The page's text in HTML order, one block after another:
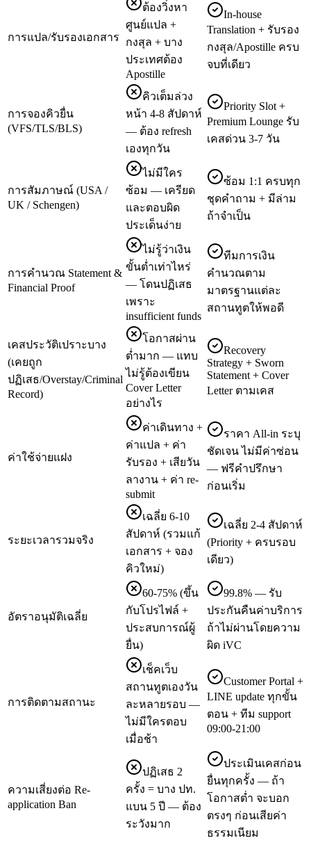
การแปล/รับรองเอกสาร
ต้องวิ่งหา
ศูนย์แปล +
กงสุล + บาง
ประเทศต้อง
Apostille
In-house
Translation + รับรอง
กงสุล/Apostille ครบ
จบที่เดียว
การจองคิวยื่น
(VFS/TLS/BLS)
คิวเต็มล่วง
หน้า 4-8 สัปดาห์
— ต้อง refresh
เองทุกวัน
Priority Slot +
Premium Lounge รับ
เคสด่วน 3-7 วัน
การสัมภาษณ์ (USA /
UK / Schengen)
ไม่มีใคร
ซ้อม — เครียด
และตอบผิด
ประเด็นง่าย
ซ้อม 1:1 ครบทุก
ชุดคำถาม + มีล่าม
ถ้าจำเป็น
การคำนวณ Statement &
Financial Proof
ไม่รู้ว่าเงิน
ขั้นต่ำเท่าไหร่
— โดนปฏิเสธ
เพราะ
insufficient funds
ทีมการเงิน
คำนวณตาม
มาตรฐานแต่ละ
สถานทูตให้พอดี
เคสประวัติเปราะบาง
(เคยถูก
ปฏิเสธ/Overstay/Criminal
Record)
โอกาสผ่าน
ต่ำมาก — แทบ
ไม่รู้ต้องเขียน
Cover Letter
อย่างไร
Recovery
Strategy + Sworn
Statement + Cover
Letter ตามเคส
ค่าใช้จ่ายแฝง
ค่าเดินทาง +
ค่าแปล + ค่า
รับรอง + เสียวัน
ลางาน + ค่า re-
submit
ราคา All-in ระบุ
ชัดเจน ไม่มีค่าซ่อน
— ฟรีคำปรึกษา
ก่อนเริ่ม
ระยะเวลารวมจริง
เฉลี่ย 6-10
สัปดาห์ (รวมแก้
เอกสาร + จอง
คิวใหม่)
เฉลี่ย 2-4 สัปดาห์
(Priority + ครบรอบ
เดียว)
อัตราอนุมัติเฉลี่ย
60-75% (ขึ้น
กับโปรไฟล์ +
ประสบการณ์ผู้
ยื่น)
99.8% — รับ
ประกันคืนค่าบริการ
ถ้าไม่ผ่านโดยความ
ผิด iVC
การติดตามสถานะ
เช็คเว็บ
สถานทูตเองวัน
ละหลายรอบ —
ไม่มีใครตอบ
เมื่อช้า
Customer Portal +
LINE update ทุกขั้น
ตอน + ทีม support
09:00-21:00
ความเสี่ยงต่อ Re-
application Ban
ปฏิเสธ 2
ครั้ง = บาง ปท.
แบน 5 ปี — ต้อง
ระวังมาก
ประเมินเคสก่อน
ยื่นทุกครั้ง — ถ้า
โอกาสต่ำ จะบอก
ตรงๆ ก่อนเสียค่า
ธรรมเนียม